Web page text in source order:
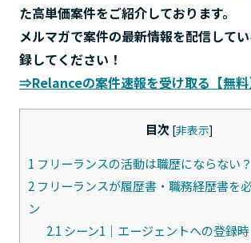
た高単価案件をご紹介しております。
メルマガで案件の最新情報を配信して
録してください！
⇒Relanceの案件速報を受け取る【無料
目次 [非表示]
1 フリーランスの活動は職歴にならない？
2フリーランスが履歴書・職務経歴書を
ン
2.1 シーン1｜エージェントへの登録時